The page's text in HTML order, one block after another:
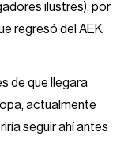
ilustres), por
regresó del AEK
de que llegara
actualmente
seguir ahí antes